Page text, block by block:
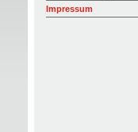
Impressum